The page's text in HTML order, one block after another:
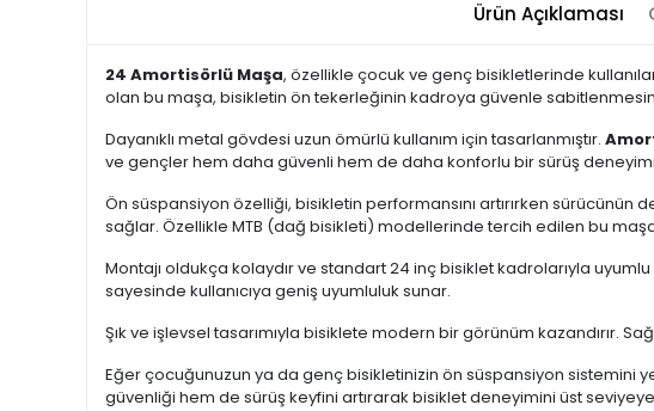
Ürün Açıklaması
24 Amortisörlü Maşa, özellikle çocuk ve genç bisikletlerinde
olan bu maşa, bisikletin ön tekerleğinin kadroya güvenle
Dayanıklı metal gövdesi uzun ömürlü kullanım için tasarlanmıştır.
ve gençler hem daha güvenli hem de daha konforlu bir sürüş
Ön süspansiyon özelliği, bisikletin performansını artırırken sürücünün
sağlar. Özellikle MTB (dağ bisikleti) modellerinde tercih edilen bu
Montajı oldukça kolaydır ve standart 24 inç bisiklet kadrolarıyla
sayesinde kullanıcıya geniş uyumluluk sunar.
Şık ve işlevsel tasarımıyla bisiklete modern bir görünüm kazandırır.
Eğer çocuğunuzun ya da genç bisikletinizin ön süspansiyon sistemini
güvenliği hem de sürüş keyfini artırarak bisiklet deneyimini üst seviyeye